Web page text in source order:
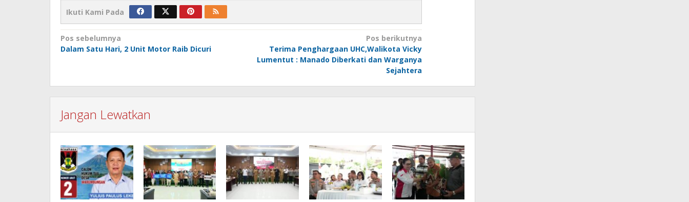
Ikuti Kami Pada
Navigasi
pos
Pos sebelumnya
Dalam Satu Hari, 2 Unit Motor Raib Dicuri
Pos berikutnya
Terima Penghargaan UHC,Walikota Vicky
Lumentut : Manado Diberkati dan Warganya
Sejahtera
Jangan Lewatkan